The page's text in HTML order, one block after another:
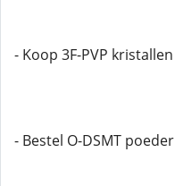
- Koop 3F-PVP kristallen
- Bestel O-DSMT poeder